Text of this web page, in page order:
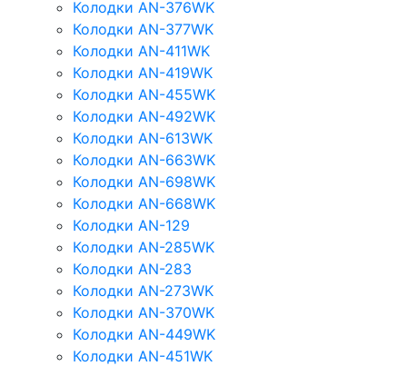
Колодки AN-376WK
Колодки AN-377WK
Колодки AN-411WK
Колодки AN-419WK
Колодки AN-455WK
Колодки AN-492WK
Колодки AN-613WK
Колодки AN-663WK
Колодки AN-698WK
Колодки AN-668WK
Колодки AN-129
Колодки AN-285WK
Колодки AN-283
Колодки AN-273WK
Колодки AN-370WK
Колодки AN-449WK
Колодки AN-451WK